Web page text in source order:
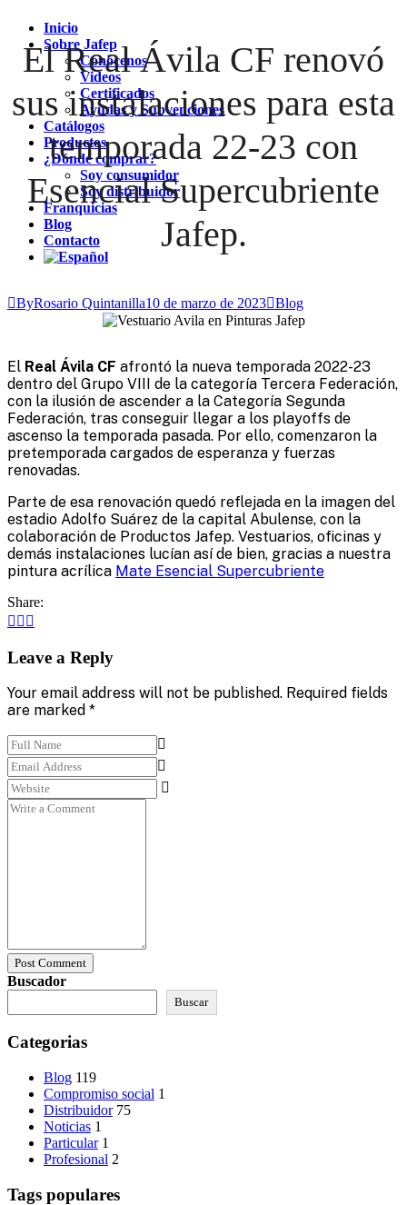
Inicio
Sobre Jafep
Conócenos
Videos
Certificados
Ayudas y Subvenciones
Catálogos
Productos
¿Dónde comprar?
Soy consumidor
Soy distribuidor
Franquicias
Blog
Contacto
El Real Ávila CF renovó
sus instalaciones para esta
temporada 22-23 con
Esencial Supercubriente
Jafep.
ByRosario Quintanilla10 de marzo de 2023 Blog
El Real Ávila CF afrontó la nueva temporada 2022-23
dentro del Grupo VIII de la categoría Tercera Federación,
con la ilusión de ascender a la Categoría Segunda
Federación, tras conseguir llegar a los playoffs de
ascenso la temporada pasada. Por ello, comenzaron la
pretemporada cargados de esperanza y fuerzas
renovadas.
Parte de esa renovación quedó reflejada en la imagen del
estadio Adolfo Suárez de la capital Abulense, con la
colaboración de Productos Jafep. Vestuarios, oficinas y
demás instalaciones lucían así de bien, gracias a nuestra
pintura acrílica Mate Esencial Supercubriente
Share:
Leave a Reply
Your email address will not be published. Required fields
are marked *
Post Comment
Buscador
Buscar
Categorias
Blog 119
Compromiso social 1
Distribuidor 75
Noticias 1
Particular 1
Profesional 2
Tags populares